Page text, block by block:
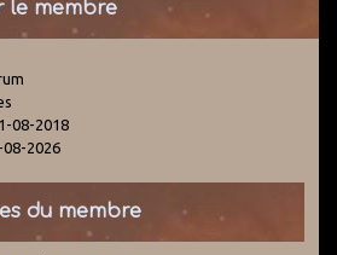
le membre
08-2018
2026
du membre